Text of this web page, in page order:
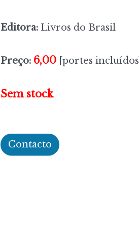
Editora: Livros do Brasil
Preço: 6,00 [portes incluídos]
Sem stock
Contacto